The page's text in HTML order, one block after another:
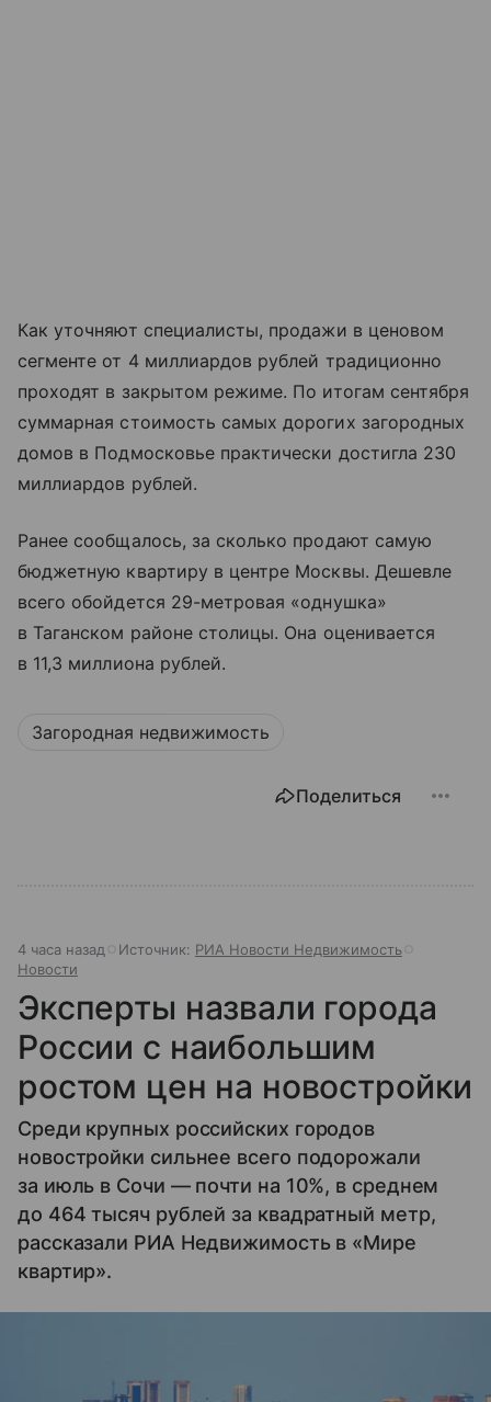
Как уточняют специалисты, продажи в ценовом
сегменте от 4 миллиардов рублей традиционно
проходят в закрытом режиме. По итогам сентября
суммарная стоимость самых дорогих загородных
домов в Подмосковье практически достигла 230
миллиардов рублей.
Ранее сообщалось, за сколько продают самую
бюджетную квартиру в центре Москвы. Дешевле
всего обойдется 29-метровая «однушка»
в Таганском районе столицы. Она оценивается
в 11,3 миллиона рублей.
Загородная недвижимость
Поделиться
4 часа назад Источник: РИА Новости Недвижимость
Новости
Эксперты назвали города
России с наибольшим
ростом цен на новостройки
Среди крупных российских городов
новостройки сильнее всего подорожали
за июль в Сочи — почти на 10%, в среднем
до 464 тысяч рублей за квадратный метр,
рассказали РИА Недвижимость в «Мире
квартир».